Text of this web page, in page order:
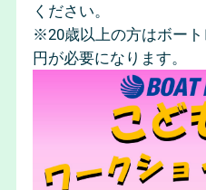
ください。
※20歳以上の方はボー
円が必要になります。